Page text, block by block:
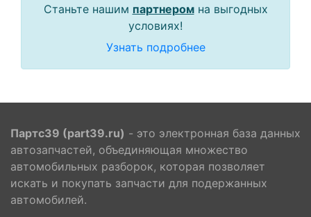
Станьте нашим партнеромна выгодных
условиях!
Узнать подробнее
Партс39 (part39.ru) - это электронная база данных
автозапчастей, объединяющая множество
автомобильных разборок, которая позволяет
искать и покупать запчасти для подержанных
автомобилей.